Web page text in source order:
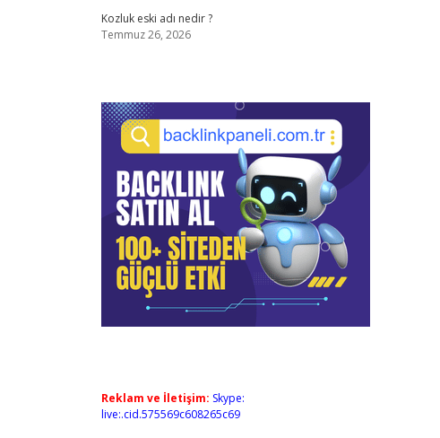
Kozluk eski adı nedir ?
Temmuz 26, 2026
Reklam ve İletişim: Skype:
live:.cid.575569c608265c69